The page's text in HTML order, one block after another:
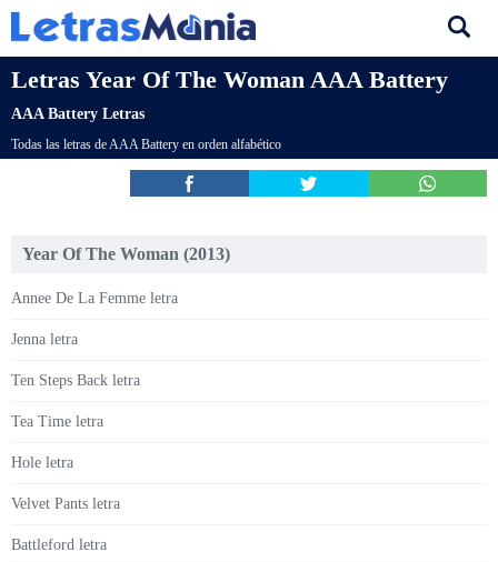
Letras Year Of The Woman AAA Battery
AAA Battery Letras
Todas las letras de AAA Battery en orden alfabético
Year Of The Woman (2013)
Annee De La Femme letra
Jenna letra
Ten Steps Back letra
Tea Time letra
Hole letra
Velvet Pants letra
Battleford letra